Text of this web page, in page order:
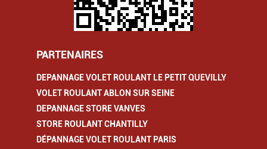
PARTENAIRES
DEPANNAGE VOLET ROULANT LE PETIT QUEVILLY
VOLET ROULANT ABLON SUR SEINE
DEPANNAGE STORE VANVES
STORE ROULANT CHANTILLY
DÉPANNAGE VOLET ROULANT PARIS